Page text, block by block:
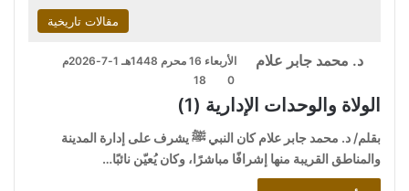
مقالات تاريخية
د. محمد جابر علام
الأربعاء 16 محرم 1448هـ 1-7-2026م
0
18
الولاة والوحدات الإدارية (1)
بقلم/ د. محمد جابر علام كان النبي ﷺ يشرف على إدارة المدينة
والمناطق القريبة منها إشرافًا مباشرًا، وكان يُعيّن نائبًا…